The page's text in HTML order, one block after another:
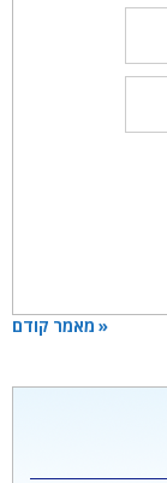
« מאמר קודם